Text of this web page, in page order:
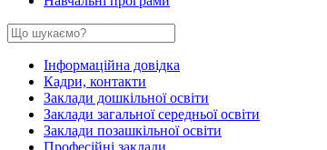
Інформаційна довідка
Кадри, контакти
Заклади дошкільної освіти
Заклади загальної середньої освіти
Заклади позашкільної освіти
Професійні заклади